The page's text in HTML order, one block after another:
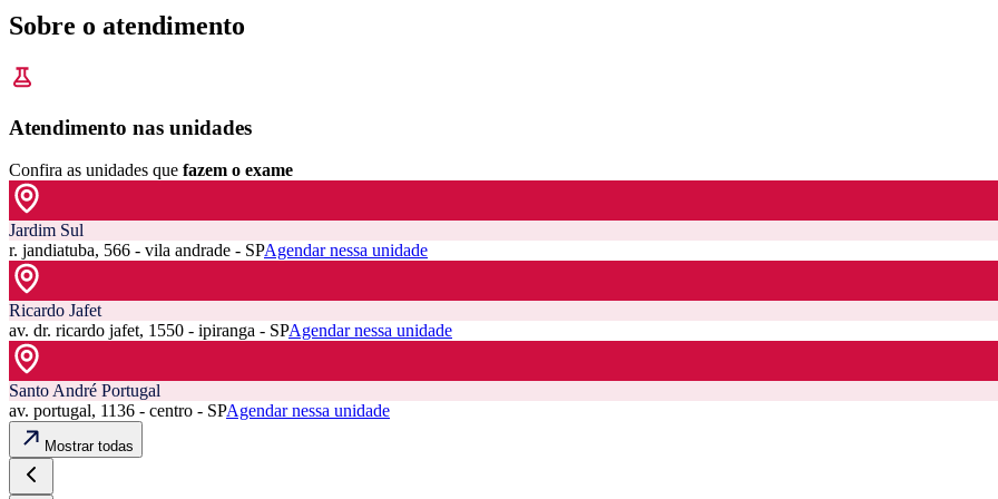
Sobre o atendimento
Atendimento nas unidades
Confira as unidades que fazem o exame
Jardim Sul
r. jandiatuba, 566 - vila andrade - SPAgendar nessa unidade
Ricardo Jafet
av. dr. ricardo jafet, 1550 - ipiranga - SPAgendar nessa unidade
Santo André Portugal
av. portugal, 1136 - centro - SPAgendar nessa unidade
Mostrar todas